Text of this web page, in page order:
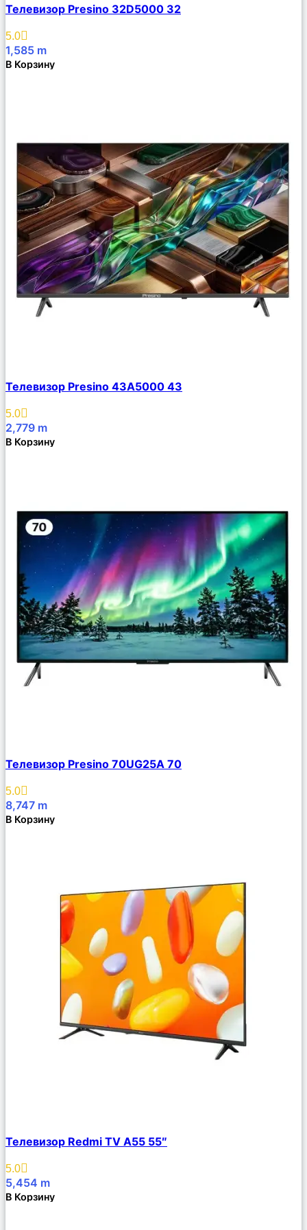
Описание
Избранное
Телевизор Presino 32D5000 32
5.0
1,585 m
В Корзину
Описание
Избранное
Телевизор Presino 43A5000 43
5.0
2,779 m
В Корзину
Описание
Избранное
Телевизор Presino 70UG25A 70
5.0
8,747 m
В Корзину
Описание
Избранное
Телевизор Redmi TV A55 55″
5.0
5,454 m
В Корзину